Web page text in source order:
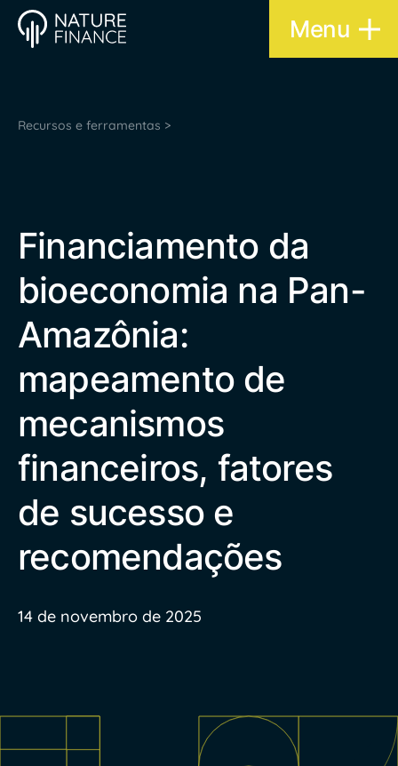
Menu
Recursos e ferramentas >
Financiamento da
bioeconomia na Pan-
Amazônia:
mapeamento de
mecanismos
financeiros, fatores
de sucesso e
recomendações
14 de novembro de 2025